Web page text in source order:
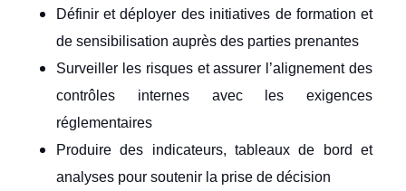
Définir et déployer des initiatives de formation et
de sensibilisation auprès des parties prenantes
Surveiller les risques et assurer l’alignement des
contrôles internes avec les exigences
réglementaires
Produire des indicateurs, tableaux de bord et
analyses pour soutenir la prise de décision